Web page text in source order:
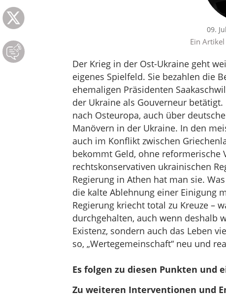
09.
Ein
Der Krieg in der Ost-Ukraine geht
eigenes Spielfeld. Sie bezahlen die
ehemaligen Präsidenten
der Ukraine als Gouverneur
nach Osteuropa, auch über
Manövern in der Ukraine. In den
auch im Konflikt zwischen
bekommt Geld, ohne
rechtskonservativen ukrainischen
Regierung in Athen hat man sie.
die kalte Ablehnung einer Einigung
Regierung kriecht total zu Kreuze –
durchgehalten, auch wenn deshalb
Existenz, sondern auch das Leben
so, „Wertegemeinschaft“ neu und
Es folgen zu diesen Punkten und
Zu weiteren Interventionen und